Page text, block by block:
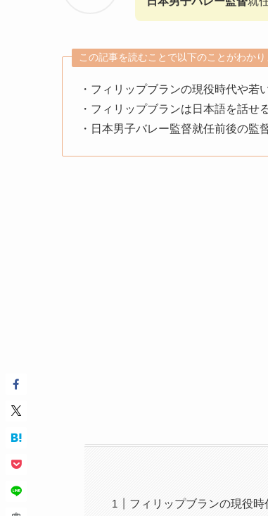
この記事を読むことで以下のことがわかり
・フィリップブランの現役時代や若
・フィリップブランは日本語を話せ
・日本男子バレー監督就任前後の監
フィリップブランの現役